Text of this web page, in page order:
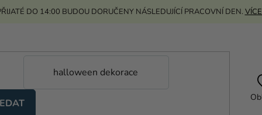
DO 14:00 BUDOU DORUČENY NÁSLEDUJÍCÍ PRACOVNÍ DEN.